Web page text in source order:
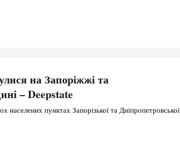
на Запоріжжі та
– Deepstate
населених пунктах Запорізької та Дніпропетровської